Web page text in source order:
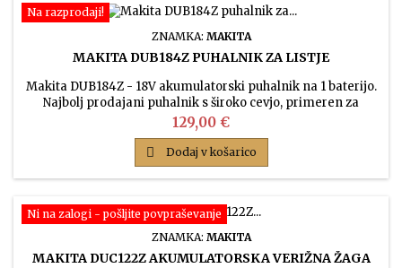
Na razprodaji!
ZNAMKA: MAKITA
MAKITA DUB184Z PUHALNIK ZA LISTJE
Makita DUB184Z - 18V akumulatorski puhalnik na 1 baterijo.
Najbolj prodajani puhalnik s široko cevjo, primeren za
pihanje listja na večini manjših parcel.
Cena
129,00 €
 Dodaj v košarico
Ni na zalogi - pošljite povpraševanje
ZNAMKA: MAKITA
MAKITA DUC122Z AKUMULATORSKA VERIŽNA ŽAGA